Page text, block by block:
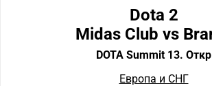
Dota 2
Midas Club vs
DOTA Summit 13. Откр
Европа и СНГ